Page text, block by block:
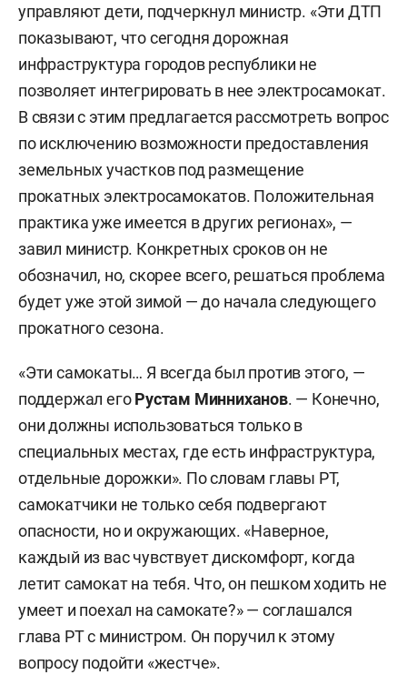
управляют дети, подчеркнул министр. «Эти ДТП
показывают, что сегодня дорожная
инфраструктура городов республики не
позволяет интегрировать в нее электросамокат.
В связи с этим предлагается рассмотреть вопрос
по исключению возможности предоставления
земельных участков под размещение
прокатных электросамокатов. Положительная
практика уже имеется в других регионах», —
завил министр. Конкретных сроков он не
обозначил, но, скорее всего, решаться проблема
будет уже этой зимой — до начала следующего
прокатного сезона.
«Эти самокаты… Я всегда был против этого, —
поддержал егоРустам Минниханов. — Конечно,
они должны использоваться только в
специальных местах, где есть инфраструктура,
отдельные дорожки». По словам главы РТ,
самокатчики не только себя подвергают
опасности, но и окружающих. «Наверное,
каждый из вас чувствует дискомфорт, когда
летит самокат на тебя. Что, он пешком ходить не
умеет и поехал на самокате?» — соглашался
глава РТ с министром. Он поручил к этому
вопросу подойти «жестче».